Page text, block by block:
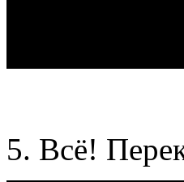
5. Всё!